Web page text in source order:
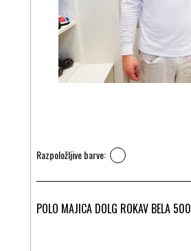
Razpoložljive barve:
POLO MAJICA DOLG ROKAV BELA 500